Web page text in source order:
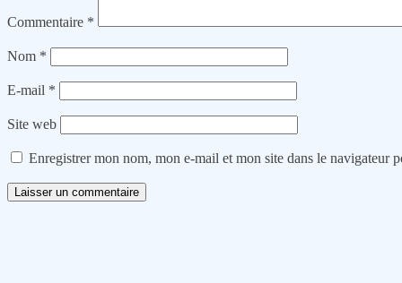
Commentaire *
Nom *
E-mail *
Site web
Enregistrer mon nom, mon e-mail et mon site dans le navigateur